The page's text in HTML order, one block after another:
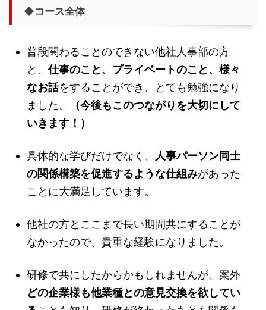
◆コース全体
普段関わることのできない他社人事部の方
と、仕事のこと、プライベートのこと、様々
なお話をすることができ、とても勉強になり
ました。
（今後もこのつながりを大切にして
いきます！）
具体的な学びだけでなく、
人事パーソン同士
の関係構築を促進するような仕組みがあった
ことに大満足しています。
他社の方とここまで長い期間共にすることが
なかったので、貴重な経験になりました。
研修で共にしたからかもしれませんが、案外
どの企業様も他業種との意見交換を欲してい